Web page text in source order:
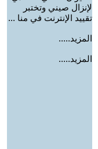
لإنزال صيني وتختبر
تقييد الإنترنت في منا ...
المزيد.....
المزيد.....